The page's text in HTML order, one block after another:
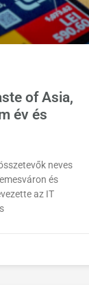
of Asia,
év és
neves
és
az IT